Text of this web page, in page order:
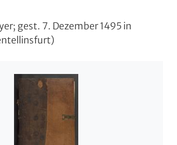
gest. 7. Dezember 1495 in